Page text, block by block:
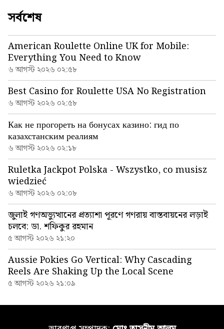
সর্বশেষ
American Roulette Online UK for Mobile:
Everything You Need to Know
৬ আগস্ট ২০২৬ ০২:৫৮
Best Casino for Roulette USA No Registration
৬ আগস্ট ২০২৬ ০২:৫৮
Как не прогореть на бонусах казино: гид по
казахстанским реалиям
৬ আগস্ট ২০২৬ ০২:১৮
Ruletka Jackpot Polska - Wszystko, co musisz
wiedzieć
৬ আগস্ট ২০২৬ ০২:০৮
জুলাই গণঅভ্যুত্থানের প্রত্যাশা পূরণে গণরায় বাস্তবায়নের লড়াই
চলবে: ডা. শফিকুর রহমান
৫ আগস্ট ২০২৬ ২১:২০
Aussie Pokies Go Vertical: Why Cascading
Reels Are Shaking Up the Local Scene
৫ আগস্ট ২০২৬ ২১:০৯